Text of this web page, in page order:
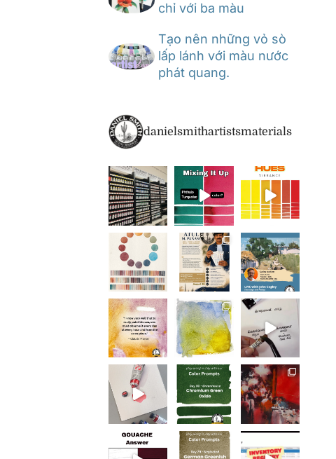
chỉ với ba màu
Tạo nên những vỏ sò
lấp lánh với màu nước
phát quang.
danielsmithartistsmaterials